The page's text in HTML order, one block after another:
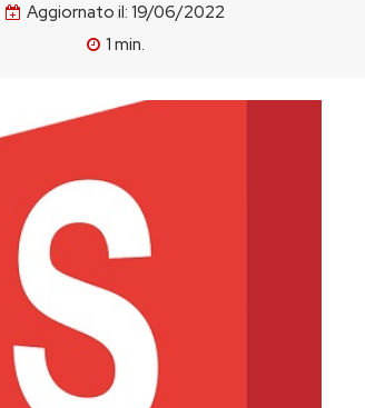
Aggiornato il: 19/06/2022
1 min.